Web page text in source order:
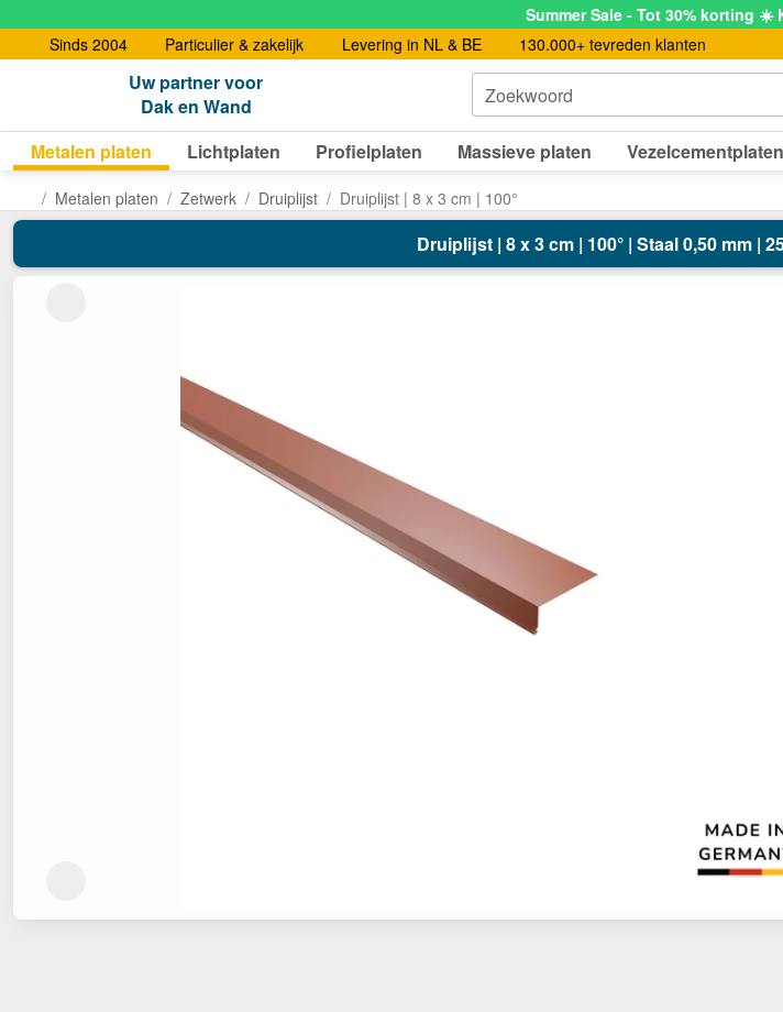
Summer Sale - Tot 30% korting ☀️
Sinds 2004
Particulier & zakelijk Levering in NL & BE 130.000+ tevreden klanten
Uw partner voor
Dak en Wand
Zoekwoord
Metalen platen Lichtplaten Profielplaten Massieve platen Vezelcementplaten
Metalen platen Zetwerk Druiplijst Druiplijst | 8 x 3 cm | 100°
Druiplijst | 8 x 3 cm | 100° | Staal 0,50 mm |